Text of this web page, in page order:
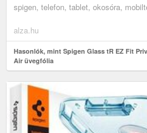
spigen, telefon, tablet, okosóra,
alza.hu
Hasonlók, mint Spigen Glass tR EZ Fit
Air üvegfólia